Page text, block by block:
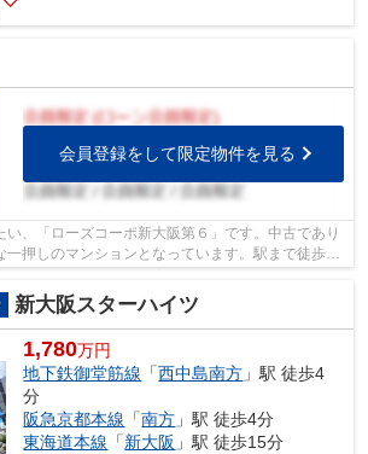
会員登録をして限定物件を見る
、「ローズコーポ新大阪第６」です。中古であり
押しのマンションとなっています。駅まで徒歩4
が楽になるエレ...
新大阪スターハイツ
1,780万円
地下鉄御堂筋線 「西中島南方 」駅 徒歩4
分
阪急京都本線 「南方 」駅 徒歩4分
東海道本線 「新大阪 」駅 徒歩15分